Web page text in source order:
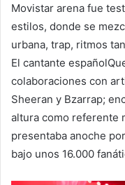
Movistar arena fue
estilos, donde se
urbana, trap, ritmos
El cantante
colaboraciones con
Sheeran y Bzarrap;
altura como referente
presentaba anoche
bajo unos 16.000